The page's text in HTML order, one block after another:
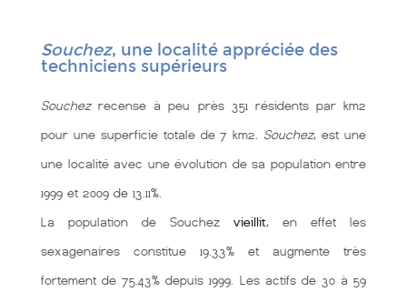
Souchez, une localité appréciée des
techniciens supérieurs
Souchezrecense à peu près 351 résidents par km2
pour une superficie totale de 7 km2. Souchez, est une
une localité avec une évolution de sa population entre
1999 et 2009 de 13.11%.
La population de Souchezvieillit, en effet les
sexagenaires constitue 19.33% et augmente très
fortement de 75.43% depuis 1999. Les actifs de 30 à 59